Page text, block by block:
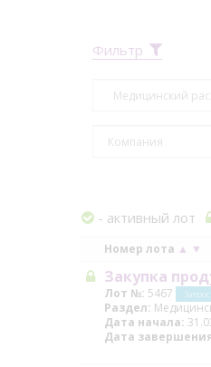
Фильтр
- активный лот
Номер лота ▲ ▼
Закупка
Лот №: 5467
Раздел:
Дата начала:
Дата